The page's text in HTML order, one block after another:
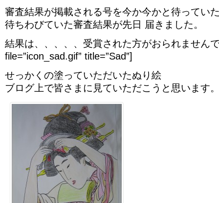
審査結果が掲載される号を今か今かと待ってい
待ちわびていた審査結果が先日 届きました。
結果は、、、、、受賞された方がおられません
file=”icon_sad.gif” title=”Sad”]
せっかくの塗っていただいたぬり絵
ブログ上で皆さまに見ていただこうと思います